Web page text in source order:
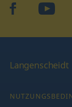
facebookYouTube
Langenscheidt